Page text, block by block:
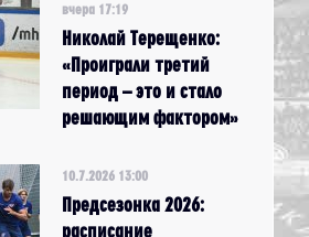
вчера 17:19
Николай Терещенко:
«Проиграли третий
период – это и стало
решающим фактором»
10.7.2026 13:00
Предсезонка 2026:
расписание